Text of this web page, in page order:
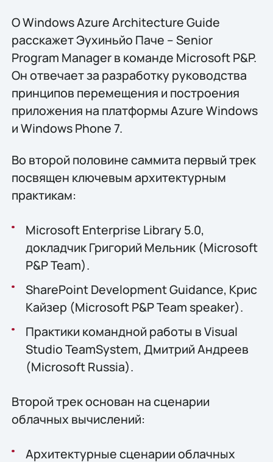
О Windows Azure Architecture Guide
расскажет Эухиньйо Паче – Senior
Program Manager в команде Microsoft P&P.
Он отвечает за разработку руководства
принципов перемещения и построения
приложения на платформы Azure Windows
и Windows Phone 7.
Во второй половине саммита первый трек
посвящен ключевым архитектурным
практикам:
Microsoft Enterprise Library 5.0,
докладчик Григорий Мельник (Microsoft
P&P Team).
SharePoint Development Guidance, Крис
Кайзер (Microsoft P&P Team speaker).
Практики командной работы в Visual
Studio TeamSystem, Дмитрий Андреев
(Microsoft Russia).
Второй трек основан на сценарии
облачных вычислений:
Архитектурные сценарии облачных